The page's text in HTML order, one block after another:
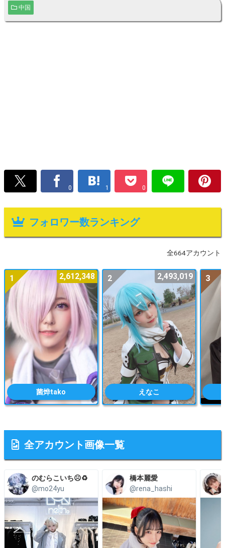
中国
0 1 0
フォロワー数ランキング
全664アカウント
菌烨tako
1 2,612,348
えなこ
2 2,493,019 3
全アカウント画像一覧
のむらこいち☹️♻️
@mo24yu
橋本麗愛
@rena_hashi